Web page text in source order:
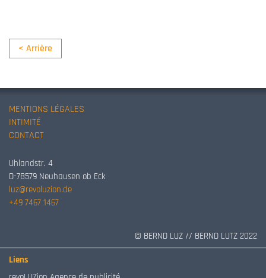
< Arrière
MENTIONS LÉGALES
INTIMITÉ
CONTACT
Uhlandstr. 4
D-78579 Neuhausen ob Eck
luz@revoluzion.de
+49 7467 1467
© BERND LUZ // BERND LUTZ 2022
Liens